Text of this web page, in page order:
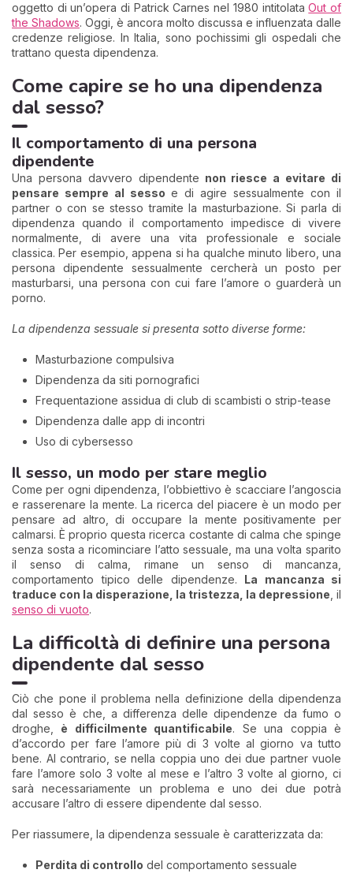
oggetto di un’opera di Patrick Carnes nel 1980 intitolataOut of
the Shadows. Oggi, è ancora molto discussa e influenzata dalle
credenze religiose. In Italia, sono pochissimi gli ospedali che
trattano questa dipendenza.
Come capire se ho una dipendenza
dal sesso?
Il comportamento di una persona
dipendente
Una persona davvero dipendente non riesce a evitare di
pensare sempre al sesso e di agire sessualmente con il
partner o con se stesso tramite la masturbazione. Si parla di
dipendenza quando il comportamento impedisce di vivere
normalmente, di avere una vita professionale e sociale
classica. Per esempio, appena si ha qualche minuto libero, una
persona dipendente sessualmente cercherà un posto per
masturbarsi, una persona con cui fare l’amore o guarderà un
porno.
La dipendenza sessuale si presenta sotto diverse forme:
Masturbazione compulsiva
Dipendenza da siti pornografici
Frequentazione assidua di club di scambisti o strip-tease
Dipendenza dalle app di incontri
Uso di cybersesso
Il sesso, un modo per stare meglio
Come per ogni dipendenza, l’obbiettivo è scacciare l’angoscia
e rasserenare la mente. La ricerca del piacere è un modo per
pensare ad altro, di occupare la mente positivamente per
calmarsi. È proprio questa ricerca costante di calma che spinge
senza sosta a ricominciare l’atto sessuale, ma una volta sparito
il senso di calma, rimane un senso di mancanza,
comportamento tipico delle dipendenze. La mancanza si
traduce con la disperazione, la tristezza, la depressione , il
senso di vuoto.
La difficoltà di definire una persona
dipendente dal sesso
Ciò che pone il problema nella definizione della dipendenza
dal sesso è che, a differenza delle dipendenze da fumo o
droghe, è difficilmente quantificabile. Se una coppia è
d’accordo per fare l’amore più di 3 volte al giorno va tutto
bene. Al contrario, se nella coppia uno dei due partner vuole
fare l’amore solo 3 volte al mese e l’altro 3 volte al giorno, ci
sarà necessariamente un problema e uno dei due potrà
accusare l’altro di essere dipendente dal sesso.
Per riassumere, la dipendenza sessuale è caratterizzata da:
Perdita di controllo del comportamento sessuale